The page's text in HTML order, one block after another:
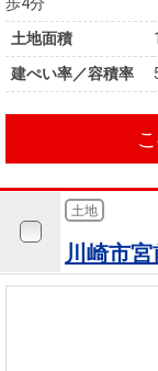
歩4分
土地面積
建ぺい率／容積率
土地
川崎市